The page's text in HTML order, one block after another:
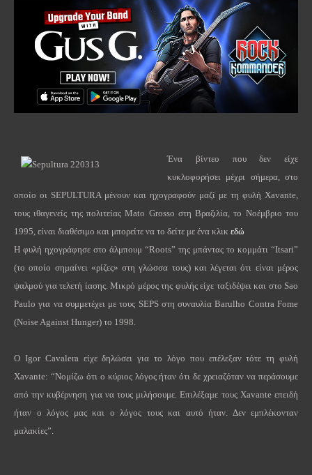
Ένα βίντεο που δεν είχε
κυκλοφορήσει μέχρι σήμερα, στο
οποίο οι SEPULTURA μένουν και ηχογραφούν μαζί με τη φυλή Xavante
τους ιθαγενείς της πολιτείαςMato Grosso στη Βραζιλία, το Νοέμβριο του
1995, είναι διαθέσιμο και μπορείτε να το δείτε με ένα κλικ εδώ
H φυλή ηχογράφησε στο άλμπουμ “Roots” της μπάντας το κομμάτι “Itsari”
(το οποίο σημαίνει «ρίζες» στη γλώσσα τους) και λέγεται ότι είναι μέρος
ψαλμού για τελετή ίασης. Μικρό μέρος της φυλής είχε ταξιδέψει και στο Sao
Paulo για να συμμετέχει με τους SEPS στη συναυλίαBarulho Contra Fome
(Noise Against Hunger) το 1998.
Ο Igor Cavalera είχε δηλώσει για το λόγο που επέλεξαν τότε τη φυλή
Xavante: “Νομίζω ότι ο κύριος λόγος ήταν ότι δε χρειαζόταν να περάσουμε
από την κυβέρνηση για να τους μιλήσουμε. Επιλέξαμε τους Xavante επειδή
ήταν ο λόγος μας και ο λόγος τους και αυτό ήταν. Δεν εμπλέκονταν
μαλακίες”.